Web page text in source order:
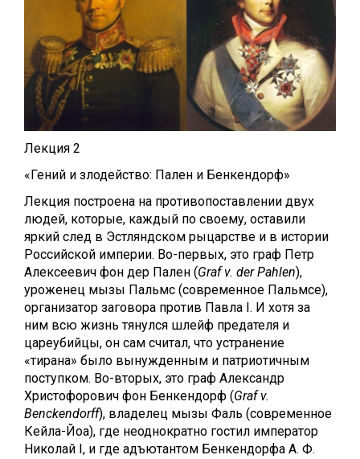
Лекция 2
«Гений и злодейство: Пален и Бенкендорф»
Лекция построена на противопоставлении двух
людей, которые, каждый по своему, оставили
яркий след в Эстляндском рыцарстве и в истории
Российской империи. Во-первых, это граф Петр
Алексеевич фон дер Пален (Graf v. der Pahlen),
уроженец мызы Пальмс (современное Пальмсе),
организатор заговора против Павла I. И хотя за
ним всю жизнь тянулся шлейф предателя и
цареубийцы, он сам считал, что устранение
«тирана» было вынужденным и патриотичным
поступком. Во-вторых, это граф Александр
Христофорович фон Бенкендорф (Graf v.
Benckendorff), владелец мызы Фаль (современное
Кейла-Йоа), где неоднократно гостил император
Николай I, и где адъютантом Бенкендорфа А. Ф.